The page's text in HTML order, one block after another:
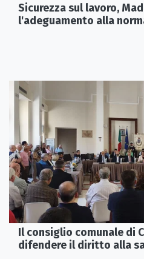
Sicurezza sul lavoro,
l'adeguamento alla
Il consiglio comunale di
difendere il diritto alla